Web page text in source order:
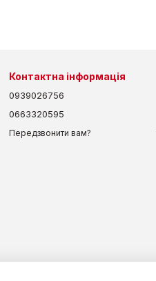
Контактна інформація
0939026756
0663320595
Передзвонити вам?